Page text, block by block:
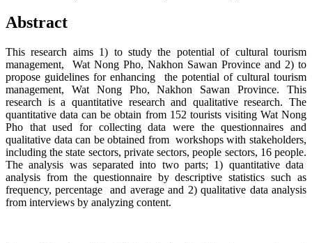
Abstract
This research aims 1) to study the potential of cultural tourism
management, Wat Nong Pho, Nakhon Sawan Province and 2) to
propose guidelines for enhancing the potential of cultural tourism
management, Wat Nong Pho, Nakhon Sawan Province. This
research is a quantitative research and qualitative research. The
quantitative data can be obtain from 152 tourists visiting Wat Nong
Pho that used for collecting data were the questionnaires and
qualitative data can be obtained from workshops with stakeholders,
including the state sectors, private sectors, people sectors, 16 people.
The analysis was separated into two parts; 1) quantitative data
analysis from the questionnaire by descriptive statistics such as
frequency, percentage and average and 2) qualitative data analysis
from interviews by analyzing content.